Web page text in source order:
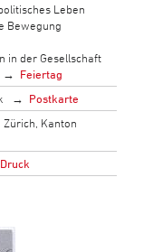
Leben
Bewegung
in der Gesellschaft
Feiertag
Postkarte
Zürich, Kanton